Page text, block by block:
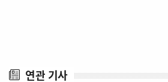
연관 기사